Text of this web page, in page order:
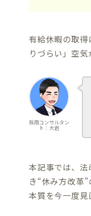
有給休暇の取
りづらい」空気
採用コンサルタン
ト：大岩
本記事では、
き“休み方改革
本質を今一度見